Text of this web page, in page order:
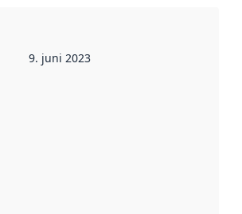
datoen
ble
ha
9. juni 2023